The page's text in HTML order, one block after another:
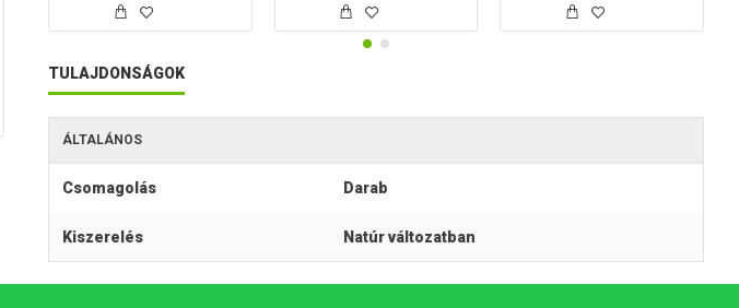
TULAJDONSÁGOK
ÁLTALÁNOS
Csomagolás Darab
Kiszerelés Natúr változatban